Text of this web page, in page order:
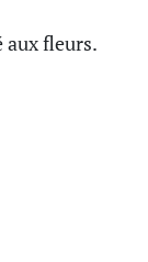
aux fleurs.